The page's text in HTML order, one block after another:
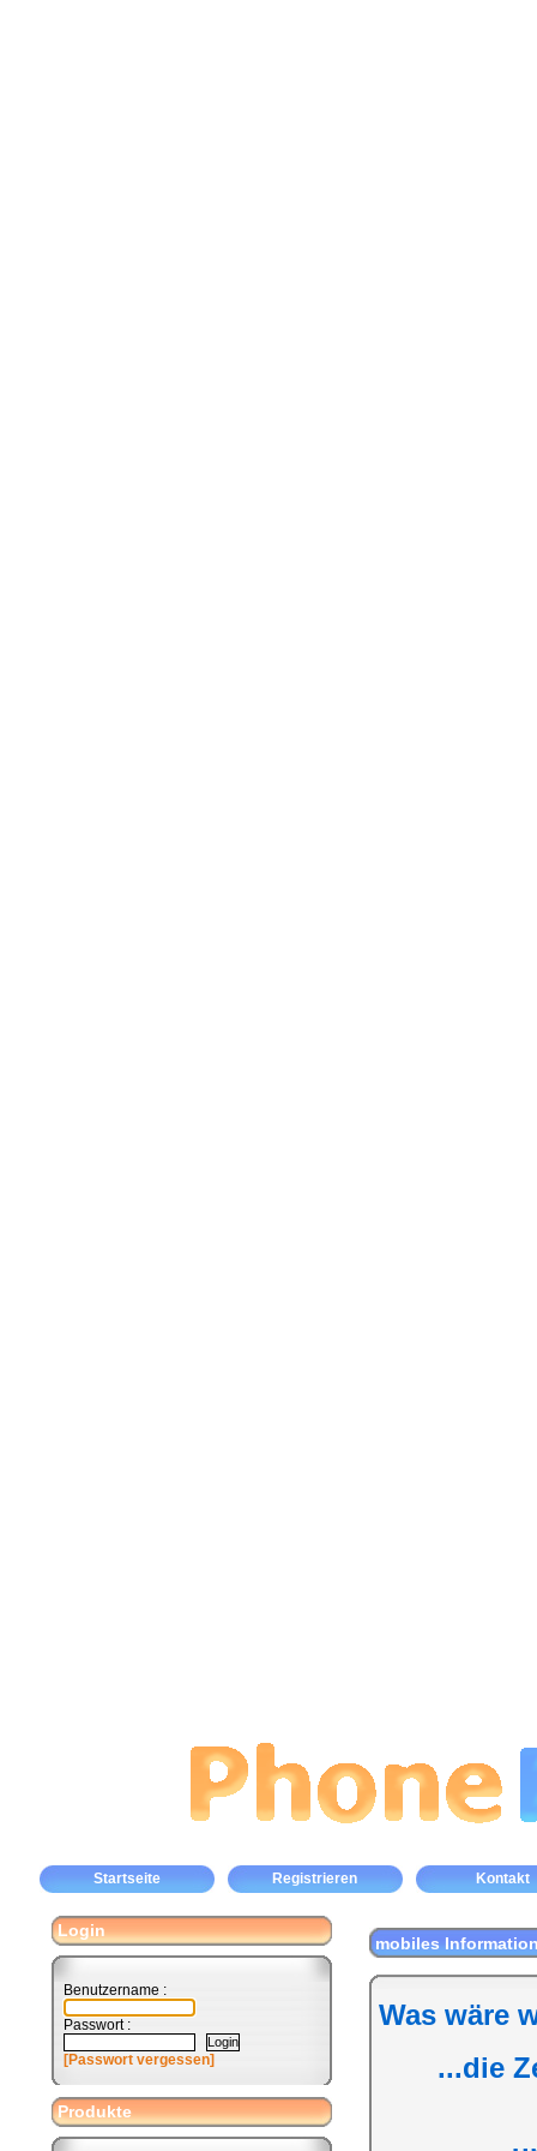
Startseite Registrieren Kontakt
Login
Benutzername :
Passwort :
[Passwort vergessen]
Produkte
mobiles
Was wäre
...die